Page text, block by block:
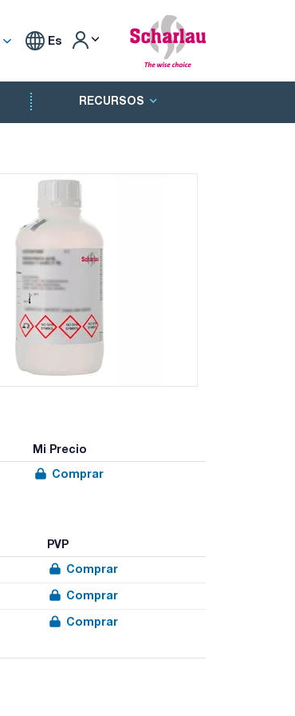
Es
RECURSOS
Mi Precio
Comprar
PVP
Comprar
Comprar
Comprar